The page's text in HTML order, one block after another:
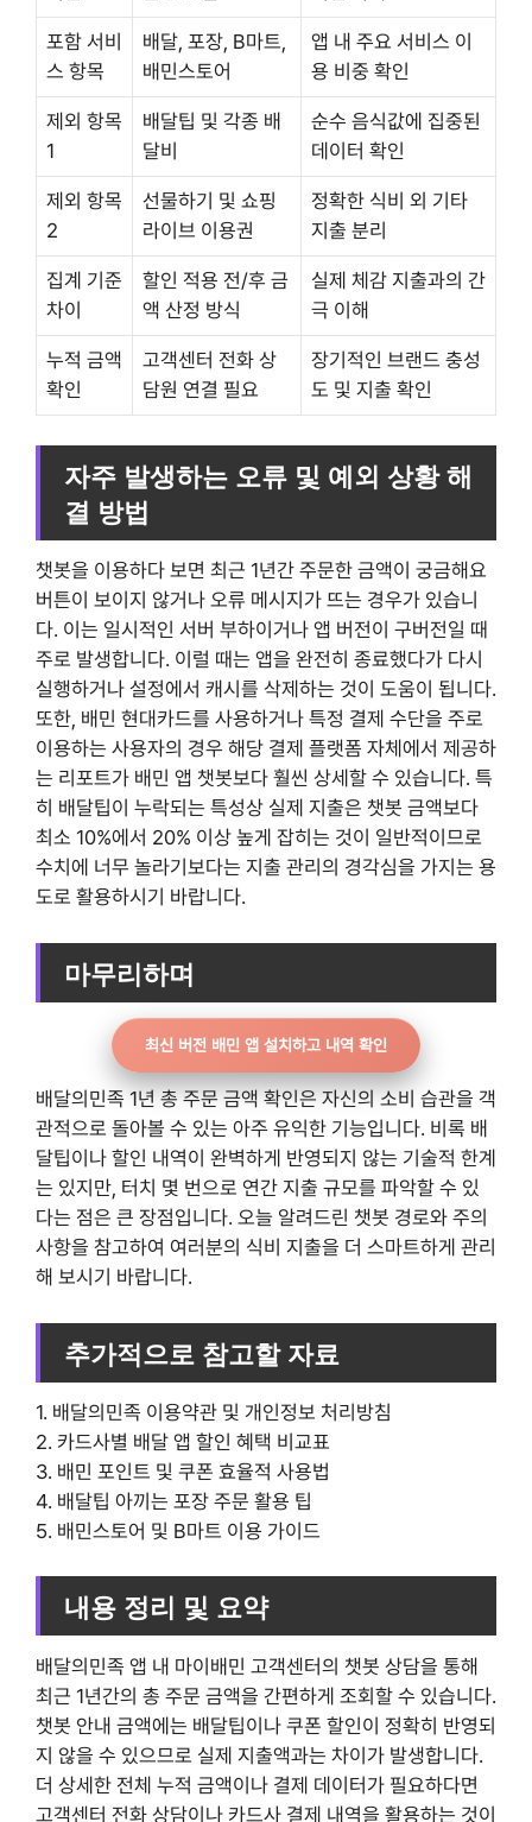
포함 서비
스 항목
배달, 포장, B마트,
배민스토어
앱 내 주요 서비스 이
용 비중 확인
제외 항목
1
배달팁 및 각종 배
달비
순수 음식값에 집중된
데이터 확인
제외 항목
2
선물하기 및 쇼핑
라이브 이용권
정확한 식비 외 기타
지출 분리
집계 기준
차이
할인 적용 전/후 금
액 산정 방식
실제 체감 지출과의 간
극 이해
누적 금액
확인
고객센터 전화 상
담원 연결 필요
장기적인 브랜드 충성
도 및 지출 확인
자주 발생하는 오류 및 예외 상황 해
결 방법
챗봇을 이용하다 보면 최근 1년간 주문한 금액이 궁금해요
버튼이 보이지 않거나 오류 메시지가 뜨는 경우가 있습니
다. 이는 일시적인 서버 부하이거나 앱 버전이 구버전일 때
주로 발생합니다. 이럴 때는 앱을 완전히 종료했다가 다시
실행하거나 설정에서 캐시를 삭제하는 것이 도움이 됩니다.
또한, 배민 현대카드를 사용하거나 특정 결제 수단을 주로
이용하는 사용자의 경우 해당 결제 플랫폼 자체에서 제공하
는 리포트가 배민 앱 챗봇보다 훨씬 상세할 수 있습니다. 특
히 배달팁이 누락되는 특성상 실제 지출은 챗봇 금액보다
최소 10%에서 20% 이상 높게 잡히는 것이 일반적이므로
수치에 너무 놀라기보다는 지출 관리의 경각심을 가지는 용
도로 활용하시기 바랍니다.
마무리하며
최신 버전 배민 앱 설치하고 내역 확인
배달의민족 1년 총 주문 금액 확인은 자신의 소비 습관을 객
관적으로 돌아볼 수 있는 아주 유익한 기능입니다. 비록 배
달팁이나 할인 내역이 완벽하게 반영되지 않는 기술적 한계
는 있지만, 터치 몇 번으로 연간 지출 규모를 파악할 수 있
다는 점은 큰 장점입니다. 오늘 알려드린 챗봇 경로와 주의
사항을 참고하여 여러분의 식비 지출을 더 스마트하게 관리
해 보시기 바랍니다.
추가적으로 참고할 자료
1. 배달의민족 이용약관 및 개인정보 처리방침
2. 카드사별 배달 앱 할인 혜택 비교표
3. 배민 포인트 및 쿠폰 효율적 사용법
4. 배달팁 아끼는 포장 주문 활용 팁
5. 배민스토어 및 B마트 이용 가이드
내용 정리 및 요약
배달의민족 앱 내 마이배민 고객센터의 챗봇 상담을 통해
최근 1년간의 총 주문 금액을 간편하게 조회할 수 있습니다.
챗봇 안내 금액에는 배달팁이나 쿠폰 할인이 정확히 반영되
지 않을 수 있으므로 실제 지출액과는 차이가 발생합니다.
더 상세한 전체 누적 금액이나 결제 데이터가 필요하다면
고객센터 전화 상담이나 카드사 결제 내역을 활용하는 것이